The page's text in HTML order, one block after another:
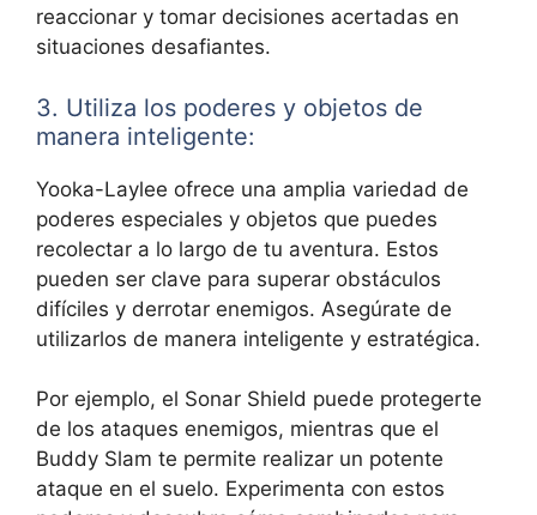
reaccionar y tomar decisiones acertadas en
situaciones desafiantes.
3. Utiliza los poderes y objetos de
manera inteligente:
Yooka-Laylee ofrece una amplia variedad de
poderes especiales y objetos que puedes
recolectar a lo largo de tu aventura. Estos
pueden ser clave para superar obstáculos
difíciles y derrotar enemigos. Asegúrate de
utilizarlos de manera inteligente y estratégica.
Por ejemplo, el Sonar Shield puede protegerte
de los ataques enemigos, mientras que el
Buddy Slam te permite realizar un potente
ataque en el suelo. Experimenta con estos